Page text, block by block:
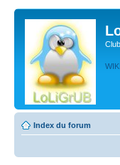
WIKI
Index du forum